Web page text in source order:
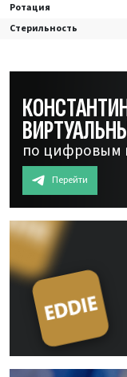
Ротация
Стерильность
по цифровым
Перейти